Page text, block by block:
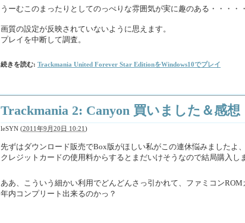
うーむこのまったりとしてのっぺりな雰囲気が実に趣のある・・・・
画質の設定が反映されていないように思えます。
プレイを中断して調査。
続きを読む: Trackmania United Forever Star EditionをWindows10でプレイ
Trackmania 2: Canyon 買いました＆感想
leSYN (2011年9月20日 10:21)
先ずはダウンロード販売でBox版がほしい私がこの連休悩みましたよ、
クレジットカードの使用料からするとまだいけそうなので結局購入し
ああ、こういう細かい利用でどんどんさっ引かれて、ファミコン
年内コンプリート出来るのかっ？